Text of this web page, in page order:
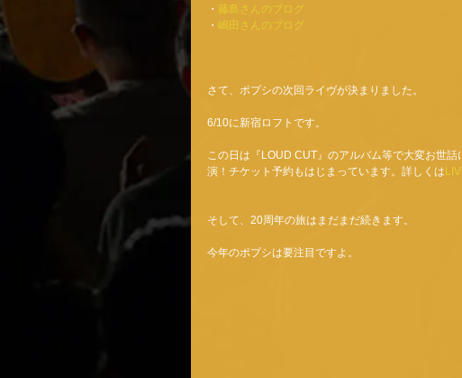
・ 藤島さんのブログ
・ 嶋田さんのブログ
さて、ポプシの次回ライヴが決まりました。
6/10に新宿ロフトです。
この日は『LOUD CUT』のアルバム等で大変お世
演！チケット予約もはじまっています。詳しくは
そして、20周年の旅はまだまだ続きます。
今年のポプシは要注目ですよ。